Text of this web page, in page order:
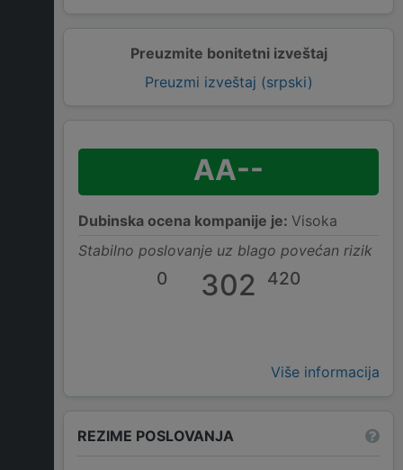
Preuzmite bonitetni izveštaj
Preuzmi izveštaj (srpski)
AA--
Dubinska ocena kompanije je: Visoka
Stabilno poslovanje uz blago povećan rizik
0 302 420
Više informacija
REZIME POSLOVANJA